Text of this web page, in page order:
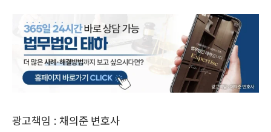
광고책임 : 채의준 변호사